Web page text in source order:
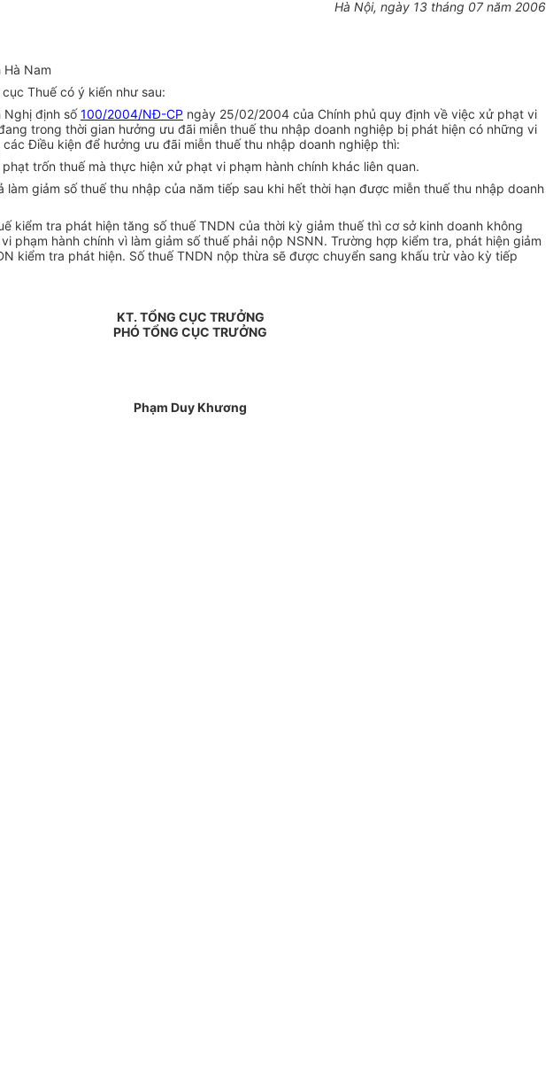
Hà Nội, ngày 13 tháng 07 năm 2006
Hà Nam
Thuế có ý kiến như sau:
Nghị định số100/2004/NĐ-CP ngày 25/02/2004 của Chính phủ quy định về việc xử phạt vi
trong thời gian hưởng ưu đãi miễn thuế thu nhập doanh nghiệp bị phát hiện có những vi
Điều kiện để hưởng ưu đãi miễn thuế thu nhập doanh nghiệp thì:
trốn thuế mà thực hiện xử phạt vi phạm hành chính khác liên quan.
giảm số thuế thu nhập của năm tiếp sau khi hết thời hạn được miễn thuế thu nhập doanh
kiểm tra phát hiện tăng số thuế TNDN của thời kỳ giảm thuế thì cơ sở kinh doanh không
hành chính vì làm giảm số thuế phải nộp NSNN. Trường hợp kiểm tra, phát hiện giảm
kiểm tra phát hiện. Số thuế TNDN nộp thừa sẽ được chuyển sang khấu trừ vào kỳ tiếp
KT. TỔNG CỤC TRƯỞNG
PHÓ TỔNG CỤC TRƯỞNG
Phạm Duy Khương